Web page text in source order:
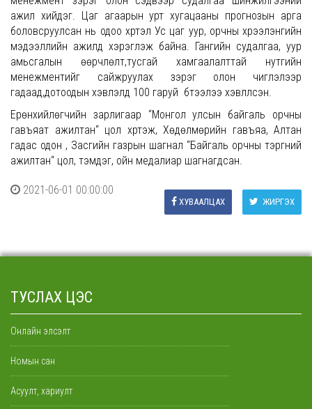
ажил хийдэг. Цаг агаарын урт хугацааны прогнозын арга
боловсруулсан нь одоо хүртэл Ус цаг уур, орчны хүрээлэнгийн
мэдээллийн ажилд хэрэглэж байна. Гангийн судалгаа, уур
амьсгалын өөрчлөлт,тусгай хамгаалалттай нутгийн
менежментийг сайжруулах зэрэг олон чиглэлээр
гадаад,дотоодын хэвлэлд 100 гаруй бүтээлээ хэвлүүлсэн.
Ерөнхийлөгчийн зарлигаар “Монгол улсын байгаль орчны
гавъяат ажилтан“ цол хүртэж, Хөдөлмөрийн гавъяа, Алтан
гадас одон , Засгийн газрын шагнал “Байгаль орчны тэргүүний
ажилтан“ цол, тэмдэг, ойн медалиар шагнагдсан.
2021-06-01 00:00:00
ЖИРГЭХ
ХУВААЛЦАХ
ТУСЛАХ ЦЭС
Онлайн элсэлт
Номын сан
Асуулт, хариулт